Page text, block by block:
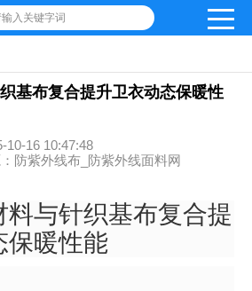
入关键字词
基布复合提升卫衣动态保暖性
10-16 10:47:48
防紫外线布_防紫外线面料网
料与针织基布复合提
保暖性能